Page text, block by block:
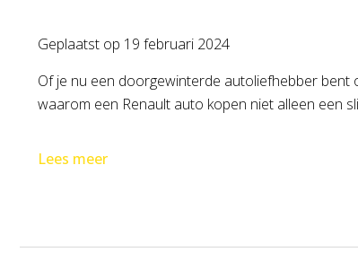
Geplaatst op 19 februari 2024
Of je nu een doorgewinterde autoliefhebber bent
waarom een Renault auto kopen niet alleen een
Lees meer